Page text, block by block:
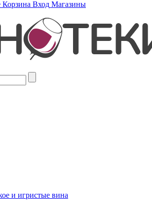
Корзина Вход Магазины
и игристые вина